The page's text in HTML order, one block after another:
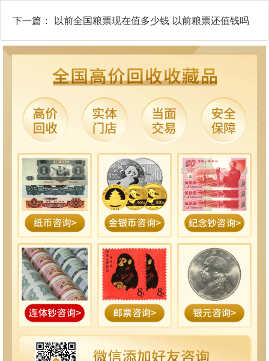
下一篇： 以前全国粮票现在值多少钱 以前粮票还值钱吗